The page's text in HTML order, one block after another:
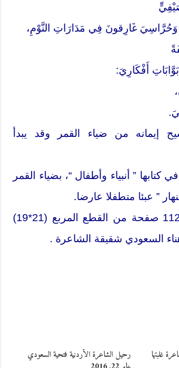
وَحُرَّاسِيَ غَارِقونَ فِي مَدَارَاتِ النَّوْمِ،
أَفْكَارِيَ:
إيمانه من ضياء القمر وقد يبدأ
” أنبياء وأطفال “، بضياء القمر
” عبئا متطفلا عارضا.
يقع الكتاب في 112 صفحة من القطع المربع (21*19)
هناء السعودي شقيقة الشاعرة .
غلبتها
رحيل الشاعرة الأردنية فتحية السعودي